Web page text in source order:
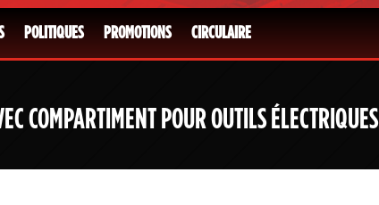
POLITIQUES PROMOTIONS CIRCULAIRE
COMPARTIMENT POUR OUTILS ÉLECTRIQUES